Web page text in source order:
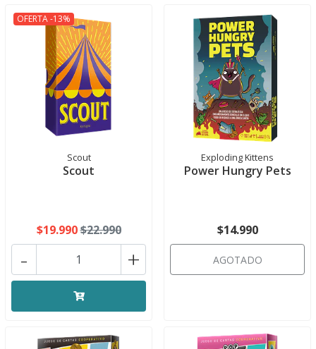
OFERTA -13%
Scout
Scout
$19.990$22.990
+
-
Exploding Kittens
Power Hungry Pets
$14.990
AGOTADO